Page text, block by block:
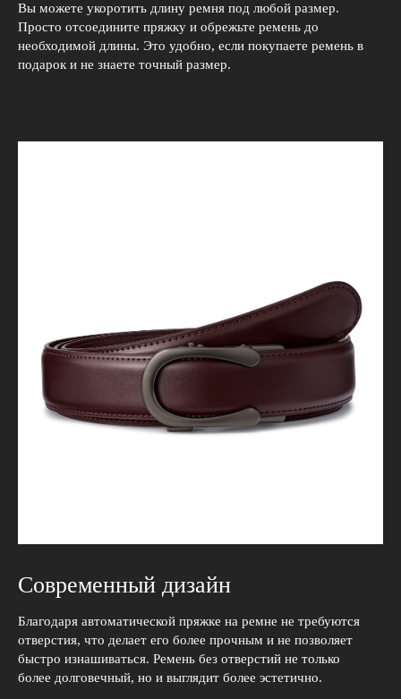
Вы можете укоротить длину ремня под любой размер.
Просто отсоедините пряжку и обрежьте ремень до
необходимой длины. Это удобно, если покупаете ремень в
подарок и не знаете точный размер.
Современный дизайн
Благодаря автоматической пряжке на ремне не требуются
отверстия, что делает его более прочным и не позволяет
быстро изнашиваться. Ремень без отверстий не только
более долговечный, но и выглядит более эстетично.